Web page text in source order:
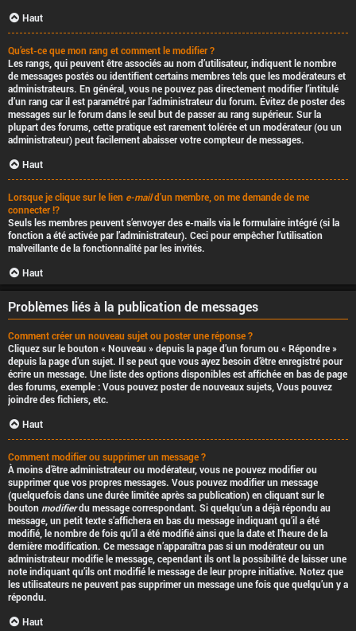
Haut
Qu’est-ce que mon rang et comment le modifier ?
Les rangs, qui peuvent être associés au nom d’utilisateur, indiquent le nombre
de messages postés ou identifient certains membres tels que les modérateurs et
administrateurs. En général, vous ne pouvez pas directement modifier l’intitulé
d’un rang car il est paramétré par l’administrateur du forum. Évitez de poster des
messages sur le forum dans le seul but de passer au rang supérieur. Sur la
plupart des forums, cette pratique est rarement tolérée et un modérateur (ou un
administrateur) peut facilement abaisser votre compteur de messages.
Haut
Lorsque je clique sur le lien e-maild’un membre, on me demande de me
connecter !?
Seuls les membres peuvent s’envoyer des e-mails via le formulaire intégré (si la
fonction a été activée par l’administrateur). Ceci pour empêcher l’utilisation
malveillante de la fonctionnalité par les invités.
Haut
Problèmes liés à la publication de messages
Comment créer un nouveau sujet ou poster une réponse ?
Cliquez sur le bouton « Nouveau » depuis la page d’un forum ou « Répondre »
depuis la page d’un sujet. Il se peut que vous ayez besoin d’être enregistré pour
écrire un message. Une liste des options disponibles est affichée en bas de page
des forums, exemple : Vouspouvezposter de nouveaux sujets, Vouspouvez
joindre des fichiers, etc.
Haut
Comment modifier ou supprimer un message ?
À moins d’être administrateur ou modérateur, vous ne pouvez modifier ou
supprimer que vos propres messages. Vous pouvez modifier un message
(quelquefois dans une durée limitée après sa publication) en cliquant sur le
bouton modifierdu message correspondant. Si quelqu’un a déjà répondu au
message, un petit texte s’affichera en bas du message indiquant qu’il a été
modifié, le nombre de fois qu’il a été modifié ainsi que la date et l’heure de la
dernière modification. Ce message n’apparaîtra pas si un modérateur ou un
administrateur modifie le message, cependant ils ont la possibilité de laisser une
note indiquant qu’ils ont modifié le message de leur propre initiative. Notez que
les utilisateurs ne peuvent pas supprimer un message une fois que quelqu’un y a
répondu.
Haut